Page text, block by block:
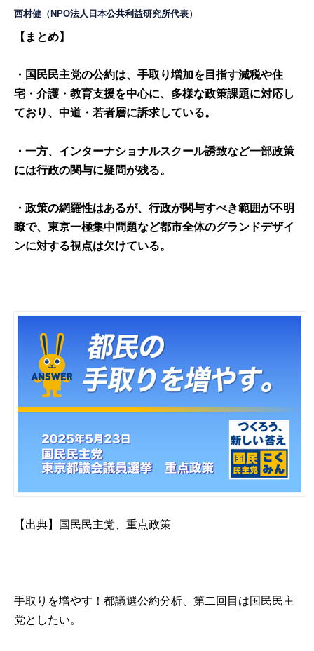
西村健 （NPO法人日本公共利益研究所代表）
【まとめ】
・国民民主党の公約は、手取り増加を目指す減税や住
宅・介護・教育支援を中心に、多様な政策課題に対応し
ており、中道・若者層に訴求している。
・一方、インターナショナルスクール誘致など一部政策
には行政の関与に疑問が残る。
・政策の網羅性はあるが、行政が関与すべき範囲が不明
瞭で、東京一極集中問題など都市全体のグランドデザイ
ンに対する視点は欠けている。
【出典】 国民民主党、重点政策
手取りを増やす！都議選公約分析、第二回目は国民民主
党としたい。